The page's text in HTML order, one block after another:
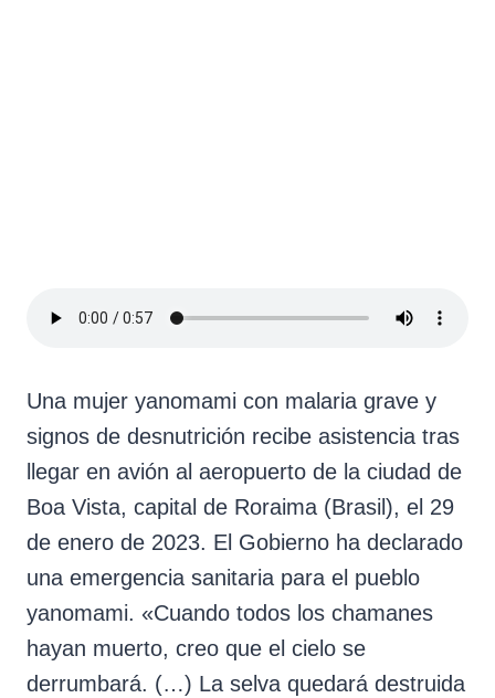
Una mujer yanomami con malaria grave y
signos de desnutrición recibe asistencia tras
llegar en avión al aeropuerto de la ciudad de
Boa Vista, capital de Roraima (Brasil), el 29
de enero de 2023. El Gobierno ha declarado
una emergencia sanitaria para el pueblo
yanomami. «Cuando todos los chamanes
hayan muerto, creo que el cielo se
derrumbará. (…) La selva quedará destruida